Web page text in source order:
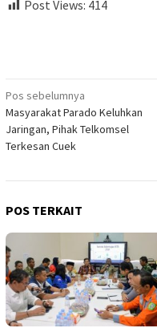
Post Views: 414
Navigasi
pos
Pos sebelumnya
Masyarakat Parado Keluhkan
Jaringan, Pihak Telkomsel
Terkesan Cuek
POS TERKAIT